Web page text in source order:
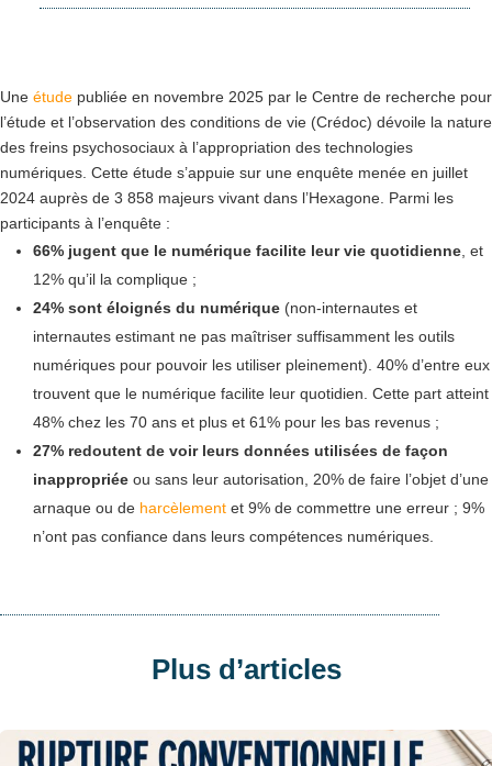
Une étude publiée en novembre 2025 par le Centre de recherche pour
l’étude et l’observation des conditions de vie (Crédoc) dévoile la nature
des freins psychosociaux à l’appropriation des technologies
numériques. Cette étude s’appuie sur une enquête menée en juillet
2024 auprès de 3 858 majeurs vivant dans l’Hexagone. Parmi les
participants à l’enquête :
66% jugent que le numérique facilite leur vie quotidienne, et
12% qu’il la complique ;
24% sont éloignés du numérique (non-internautes et
internautes estimant ne pas maîtriser suffisamment les outils
numériques pour pouvoir les utiliser pleinement). 40% d’entre eux
trouvent que le numérique facilite leur quotidien. Cette part atteint
48% chez les 70 ans et plus et 61% pour les bas revenus ;
27% redoutent de voir leurs données utilisées de façon
inappropriée ou sans leur autorisation, 20% de faire l’objet d’une
arnaque ou de harcèlement et 9% de commettre une erreur ; 9%
n’ont pas confiance dans leurs compétences numériques.
Plus d’articles